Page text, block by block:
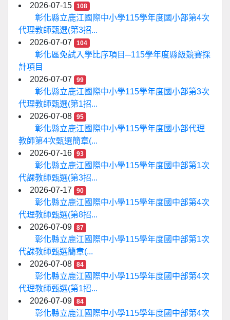
2026-07-15
108
彰化縣立鹿江國際中小學115學年度國小部第4次
代理教師甄選(第3招...
2026-07-07
104
彰化區免試入學比序項目─115學年度縣級競賽採
計項目
2026-07-07
99
彰化縣立鹿江國際中小學115學年度國小部第3次
代理教師甄選(第1招...
2026-07-08
95
彰化縣立鹿江國際中小學115學年度國小部代理
教師第4次甄選簡章(...
2026-07-16
93
彰化縣立鹿江國際中小學115學年度國中部第1次
代課教師甄選(第3招...
2026-07-17
90
彰化縣立鹿江國際中小學115學年度國中部第4次
代理教師甄選(第8招...
2026-07-09
87
彰化縣立鹿江國際中小學115學年度國中部第1次
代課教師甄選簡章(...
2026-07-08
84
彰化縣立鹿江國際中小學115學年度國中部第4次
代理教師甄選(第1招...
2026-07-09
84
彰化縣立鹿江國際中小學115學年度國中部第4次